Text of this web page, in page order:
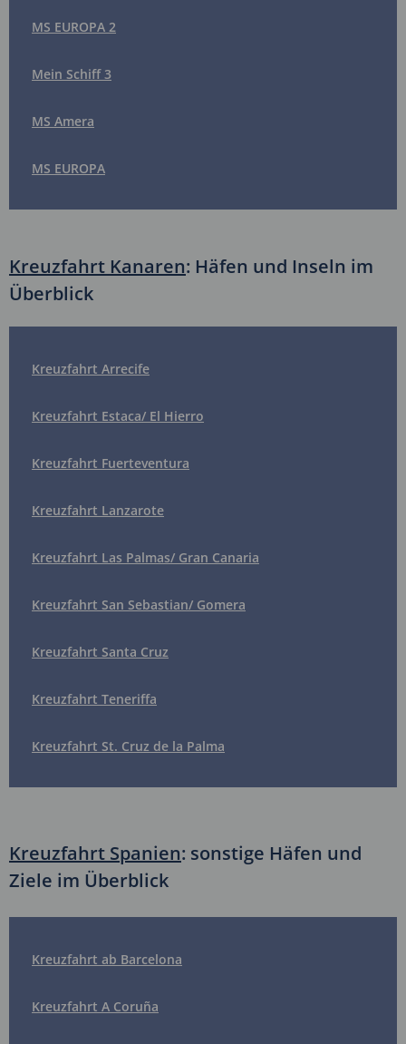
MS EUROPA 2
Mein Schiff 3
MS Amera
MS EUROPA
Kreuzfahrt Kanaren: Häfen und Inseln im
Überblick
Kreuzfahrt Arrecife
Kreuzfahrt Estaca/ El Hierro
Kreuzfahrt Fuerteventura
Kreuzfahrt Lanzarote
Kreuzfahrt Las Palmas/ Gran Canaria
Kreuzfahrt San Sebastian/ Gomera
Kreuzfahrt Santa Cruz
Kreuzfahrt Teneriffa
Kreuzfahrt St. Cruz de la Palma
Kreuzfahrt Spanien: sonstige Häfen und
Ziele im Überblick
Kreuzfahrt ab Barcelona
Kreuzfahrt A Coruña